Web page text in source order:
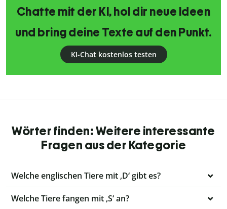
Chatte mit der KI, hol dir neue Ideen
und bring deine Texte auf den Punkt.
KI-Chat kostenlos testen
Wörter finden: Weitere interessante
Fragen aus der Kategorie
Welche englischen Tiere mit ‚D‘ gibt es?
Welche Tiere fangen mit ‚S‘ an?